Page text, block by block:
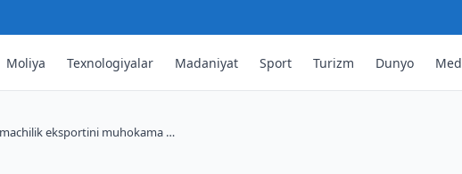
Moliya Texnologiyalar Madaniyat Sport Turizm Dunyo
eksportini muhokama …